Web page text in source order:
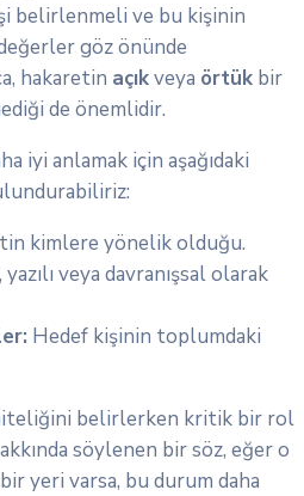
belirlenmeli ve bu kişinin
göz önünde
hakaretin açıkveya örtük bir
de önemlidir.
iyi anlamak için aşağıdaki
kimlere yönelik olduğu.
veya davranışsal olarak
Hedef kişinin toplumdaki
belirlerken kritik bir rol
söylenen bir söz, eğer o
yeri varsa, bu durum daha